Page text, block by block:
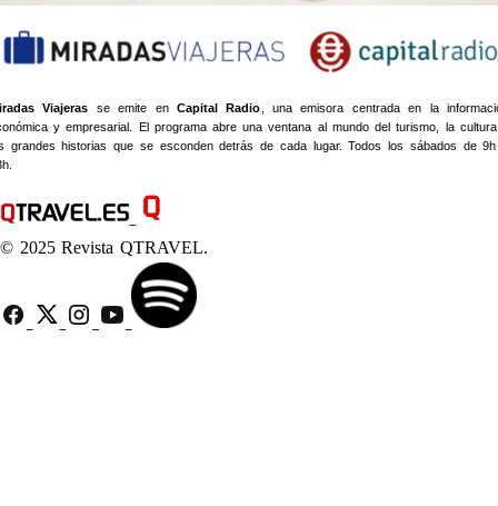
Viajeras se emite enCapital Radio , una emisora centrada en la
y empresarial. El programa abre una ventana al mundo del turismo, la
grandes historias que se esconden detrás de cada lugar. Todos los sábados de
© 2025 Revista QTRAVEL.